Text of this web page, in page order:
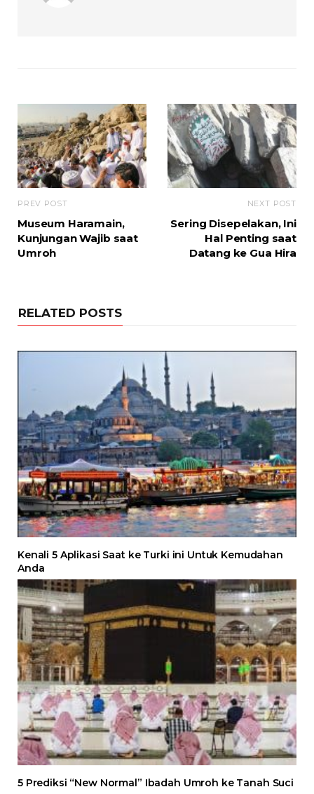
PREV POST
Museum Haramain,
Kunjungan Wajib saat
Umroh
NEXT POST
Sering Disepelakan, Ini
Hal Penting saat
Datang ke Gua Hira
RELATED POSTS
Kenali 5 Aplikasi Saat ke Turki ini Untuk Kemudahan
Anda
5 Prediksi “New Normal” Ibadah Umroh ke Tanah Suci